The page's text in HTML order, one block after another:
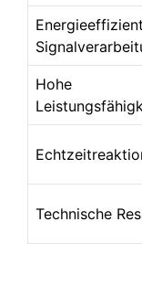
Hohe
Technische